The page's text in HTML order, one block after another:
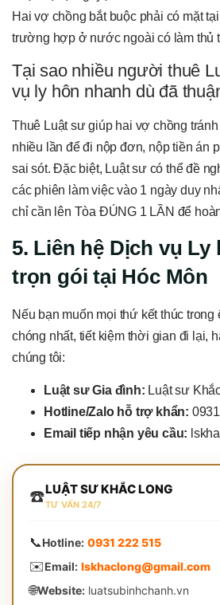
Hai vợ chồng bắt buộc phải có mặt
trường hợp ở nước ngoài có làm thủ
Tại sao nhiều người thuê
vụ ly hôn nhanh dù đã
Thuê Luật sư giúp hai vợ chồng
nhiều lần để đi nộp đơn, nộp tiền án
sai sót. Đặc biệt, Luật sư có thể đề
các phiên làm việc vào 1 ngày duy
chỉ cần lên Tòa ĐÚNG 1 LẦN để
5. Liên hệ Dịch vụ Ly
trọn gói tại Hóc Môn
Nếu bạn muốn mọi thứ kết thúc trong
chóng nhất, tiết kiệm thời gian đi lại,
chúng tôi:
Luật sư Gia đình: Luật sư
Hotline/Zalo hỗ trợ khẩn:
Email tiếp nhận yêu cầu:
☎️LUẬT SƯ KHẮC LONG
TƯ VẤN 24/7
📞Hotline: 0931 222 515
✉️Email: lskhaclong@gmail.com
🌐Website:luatsubinhchanh.vn